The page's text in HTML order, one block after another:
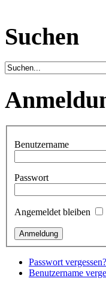
Suchen
Benutzername
Passwort
Angemeldet bleiben
Passwort vergessen?
Benutzername